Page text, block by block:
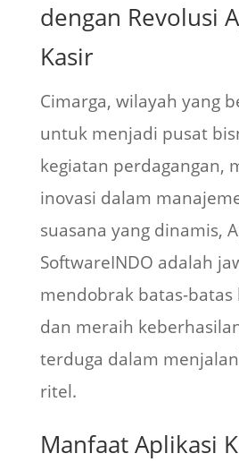
dengan Revolusi
Kasir
Cimarga, wilayah yang
untuk menjadi pusat
kegiatan perdagangan,
inovasi dalam
suasana yang dinamis,
SoftwareINDO adalah
mendobrak batas-batas
dan meraih
terduga dalam
ritel.
Manfaat Aplikasi